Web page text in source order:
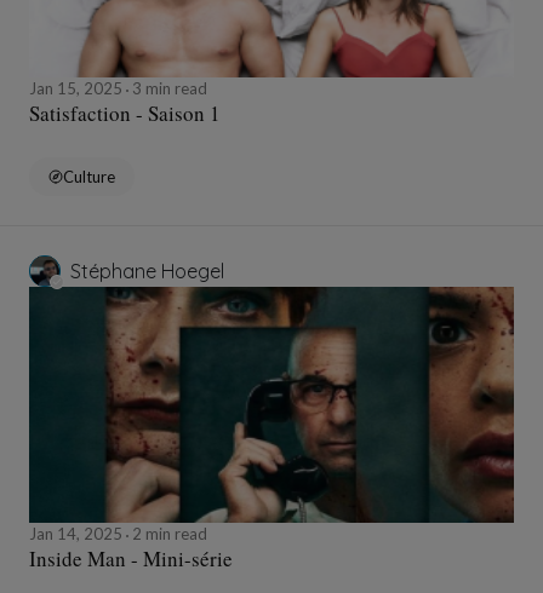
Jan 15, 2025 3 min read
Satisfaction - Saison 1
Culture
Stéphane Hoegel
Jan 14, 2025 2 min read
Inside Man - Mini-série